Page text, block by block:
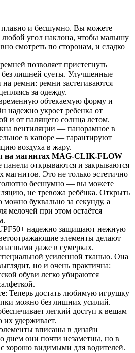
плавно и бесшумно. Вы можете
любой угол наклона, чтобы малышу
смотреть по сторонам, и сладко
позволяет пристегнуть
без лишней суеты. Улучшенные
ремни: ремни застегиваются
за одежду.
обтекаемую форму и
надежно укроет ребенка от
и от палящего солнца летом.
вентиляции — панорамное в
в капоре — гарантируют
воздуха в жару.
на магнитах MAG-CLIK-FLOW
открываются и закрываются
Это не только эстетично
бесшумно — вы можете
не тревожа ребёнка. Открыть
буквально за секунду, а
мелочей при этом остаётся
надежно защищают нежную
элементы делают
даже в сумерках.
усиленной тканью. Она
но и очень практична:
обуви легко убираются
: Теперь достать любимую игрушку
можно без лишних усилий.
легкий доступ к вещам
удерживает.
вписаны в дизайн
днем они почти незаметны, но в
хорошо видимыми для водителей.